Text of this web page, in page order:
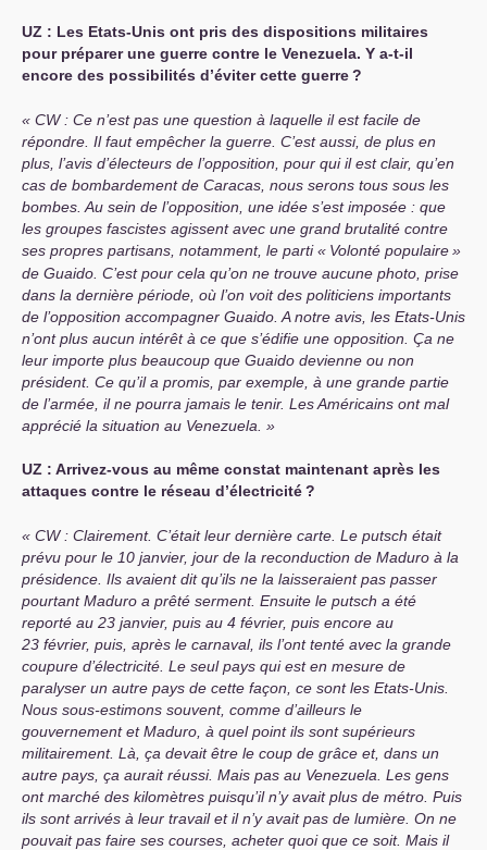
UZ : Les Etats-Unis ont pris des dispositions militaires
pour préparer une guerre contre le Venezuela. Y a-t-il
encore des possibilités d’éviter cette guerre?
CW: Ce n’est pas une question à laquelle il est facile de
répondre. Il faut empêcher la guerre. C’est aussi, de plus en
plus, l’avis d’électeurs de l’opposition, pour qui il est clair, qu’en
cas de bombardement de Caracas, nous serons tous sous les
bombes. Au sein de l’opposition, une idée s’est imposée : que
les groupes fascistes agissent avec une grand brutalité contre
ses propres partisans, notamment, le parti « Volonté populaire»
de Guaido. C’est pour cela qu’on ne trouve aucune photo, prise
dans la dernière période, où l’on voit des politiciens importants
de l’opposition accompagner Guaido. A notre avis, les Etats-Unis
n’ont plus aucun intérêt à ce que s’édifie une opposition. Ça ne
leur importe plus beaucoup que Guaido devienne ou non
président. Ce qu’il a promis, par exemple, à une grande partie
de l’armée, il ne pourra jamais le tenir. Les Américains ont mal
apprécié la situation au Venezuela.
UZ : Arrivez-vous au même constat maintenant après les
attaques contre le réseau d’électricité?
CW: Clairement. C’était leur dernière carte. Le putsch était
prévu pour le 10 janvier, jour de la reconduction de Maduro à la
présidence. Ils avaient dit qu’ils ne la laisseraient pas passer
pourtant Maduro a prêté serment. Ensuite le putsch a été
reporté au 23 janvier, puis au 4 février, puis encore au
23 février, puis, après le carnaval, ils l’ont tenté avec la grande
coupure d’électricité. Le seul pays qui est en mesure de
paralyser un autre pays de cette façon, ce sont les Etats-Unis.
Nous sous-estimons souvent, comme d’ailleurs le
gouvernement et Maduro, à quel point ils sont supérieurs
militairement. Là, ça devait être le coup de grâce et, dans un
autre pays, ça aurait réussi. Mais pas au Venezuela. Les gens
ont marché des kilomètres puisqu’il n’y avait plus de métro. Puis
ils sont arrivés à leur travail et il n’y avait pas de lumière. On ne
pouvait pas faire ses courses, acheter quoi que ce soit. Mais il